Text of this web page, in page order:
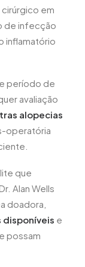
cirúrgico em
de infecção
inflamatório
período de
avaliação
alopecias
operatória
que
Alan Wells
doadora,
e
possam